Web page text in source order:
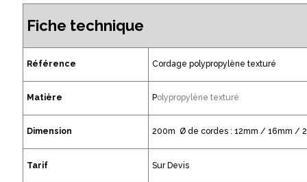
Fiche technique
Référence Cordage polypropylène texturé
Matière Polypropylène texturé
Dimension 200m Ø de cordes : 12mm / 16mm /
Tarif Sur Devis